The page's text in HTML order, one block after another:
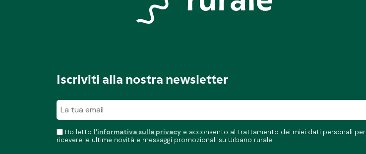
Iscriviti alla nostra newsletter
Ho letto l'informativa sulla privacy e acconsento al trattamento dei miei dati personali per
ricevere le ultime novità e messaggi promozionali su Urbano rurale.